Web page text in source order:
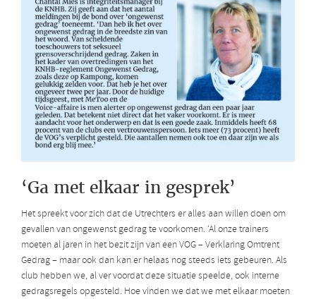
‘Ga met elkaar in gesprek’
Het spreekt voor zich dat de Utrechters er alles aan willen doen om
gevallen van ongewenst gedrag te voorkomen. ‘Al onze trainers
moeten al jaren in het bezit zijn van een VOG – Verklaring Omtrent
Gedrag – maar ook dan kan er helaas nog steeds iets gebeuren. Als
club hebben we, al ver voordat deze situatie speelde, ook interne
gedragsregels opgesteld. Hoe vinden we dat we met elkaar moeten